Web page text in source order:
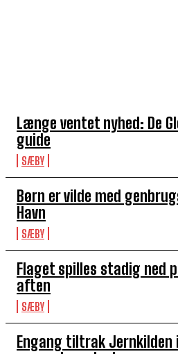
Længe ventet nyhed: De
guide
SÆBY
Børn er vilde med
Havn
SÆBY
Flaget spilles stadig ned
aften
SÆBY
Engang tiltrak